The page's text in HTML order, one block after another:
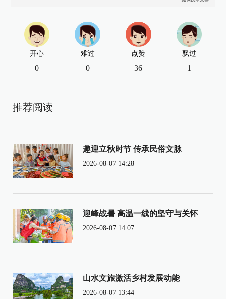
开心
0
难过
0
点赞
36
飘过
1
推荐阅读
趣迎立秋时节 传承民俗文脉
2026-08-07 14:28
迎峰战暑 高温一线的坚守与关怀
2026-08-07 14:07
山水文旅激活乡村发展动能
2026-08-07 13:44